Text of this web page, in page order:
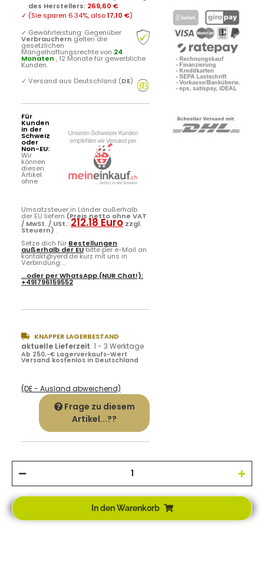
des Herstellers: 269,60 €
✓ (Sie sparen 6.34%, also17,10 €)
✓ Gewährleistung: Gegenüber
Verbrauchern gelten die
gesetzlichen
Mängelhaftungsrechte von 24
Monaten , 12 Monate für gewerbliche
Kunden.
✓ Versand aus Deutschland (DE)
Für
Kunden
in der
Schweiz
oder
Non-EU:
Wir
können
diesen
Artikel
ohne
Umsatzsteuer in Länder außerhalb
der EU liefern (Preis netto ohne VAT
/ MwSt. / USt.:212.18 Euro zzgl.
Steuern) .
Setze dich für Bestellungen
außerhalb der EUbitte per e-Mail an
kontakt@yerd.de kurz mit uns in
Verbindung ...
...oder perWhatsApp (NUR Chat!):
+491796159552
KNAPPER LAGERBESTAND
aktuelle Lieferzeit: 1 - 3 Werktage
Ab 250,-€ Lagerverkaufs-Wert
Versand kostenlos in Deutschland
(DE - Ausland abweichend)
Frage zu diesem
Artikel...??
In den Warenkorb